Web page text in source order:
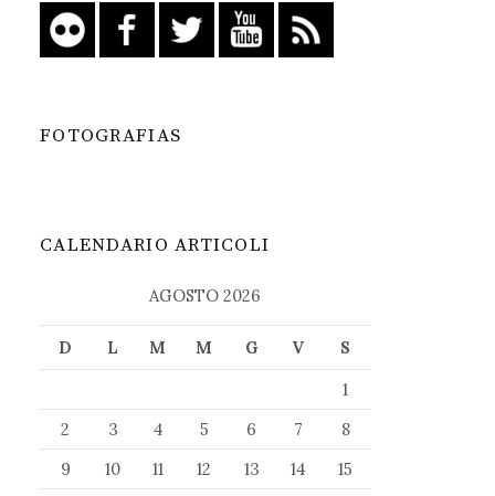
FOTOGRAFIAS
CALENDARIO ARTICOLI
AGOSTO 2026
D L M M G V
S
1
2
3 4 5 6 7
8
9
10 11 12 13 14
15